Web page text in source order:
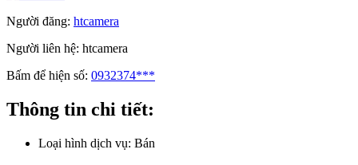
Người đăng: htcamera
Người liên hệ: htcamera
Bấm để hiện số: 0932374***
Thông tin chi tiết:
Loại hình dịch vụ: Bán